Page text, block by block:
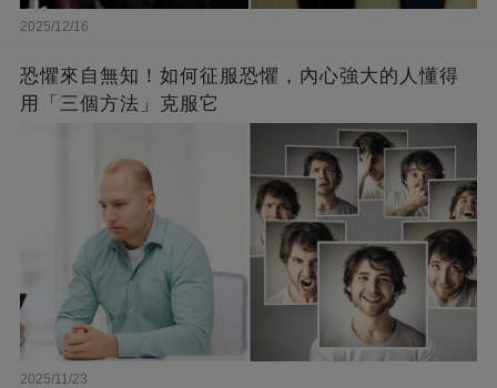
2025/12/16
恐懼來自無知！如何征服恐懼，內心強大的人懂得
用「三個方法」克服它
2025/11/23